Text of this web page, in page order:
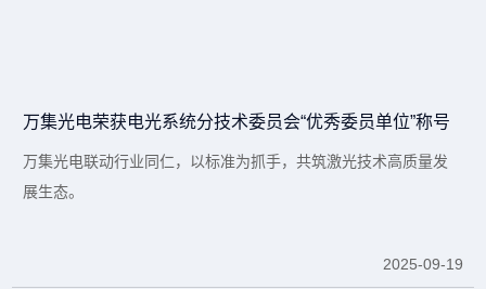
万集光电荣获电光系统分技术委员会“优秀委员单位”称号
万集光电联动行业同仁，以标准为抓手，共筑激光技术高质量发
展生态。
2025-09-19